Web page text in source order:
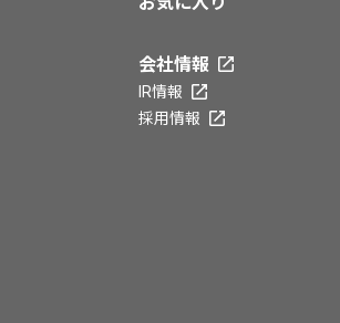
会社情報
IR情報
採用情報